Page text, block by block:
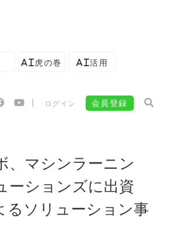
AI虎の巻 AI活用
ログイン 会員登録
、マシンラーニン
ーションズに出資
るソリューション事